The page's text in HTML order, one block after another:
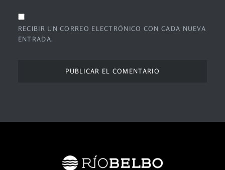
RECIBIR UN CORREO ELECTRÓNICO CON CADA NUEVA
ENTRADA.